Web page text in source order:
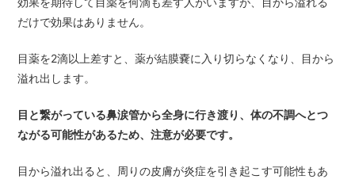
だけで効果はありません。
目薬を2滴以上差すと、薬が結膜嚢に入り切らなくなり、目から
溢れ出します。
目と繋がっている鼻涙管から全身に行き渡り、体の不調へとつ
ながる可能性があるため、注意が必要です。
目から溢れ出ると、周りの皮膚が炎症を引き起こす可能性もあ